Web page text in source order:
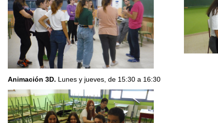
Animación 3D. Lunes y jueves, de 15:30 a 16:30